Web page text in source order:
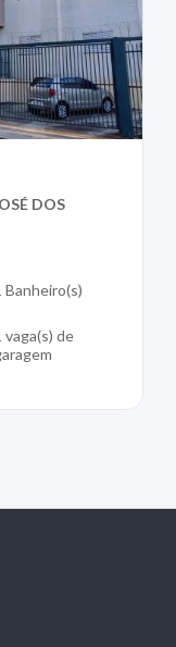
DOS
Banheiro(s)
vaga(s) de